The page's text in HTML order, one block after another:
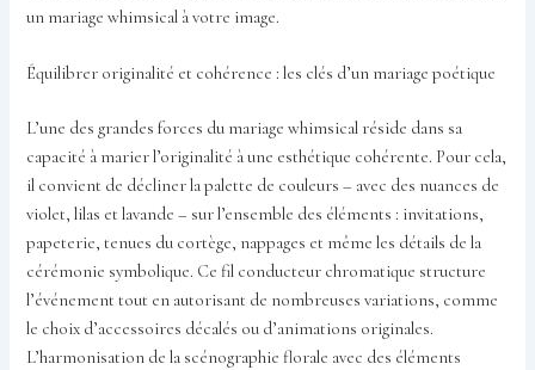
un mariage whimsical à votre image.
Équilibrer originalité et cohérence : les clés d’un mariage poétique
L’une des grandes forces du mariage whimsical réside dans sa
capacité à marier l’originalité à une esthétique cohérente. Pour cela,
il convient de décliner la palette de couleurs – avec des nuances de
violet, lilas et lavande – sur l’ensemble des éléments : invitations,
papeterie, tenues du cortège, nappages et même les détails de la
cérémonie symbolique. Ce fil conducteur chromatique structure
l’événement tout en autorisant de nombreuses variations, comme
le choix d’accessoires décalés ou d’animations originales.
L’harmonisation de la scénographie florale avec des éléments